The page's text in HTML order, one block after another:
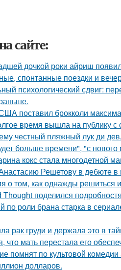
сайте:
дочкой роки айриш
спонтанные поездки и
психологический сдвиг:
поставил брокколи
время вышла на публику с
честный пляжный лук ди
больше времени", "с
кокс стала многодетной
Решетову в дебюте в
о том, как однажды решиться
поделился
по роли брана старка в
рак груди и держала это в
мать перестала его
помнят по культовой комедии
долларов.